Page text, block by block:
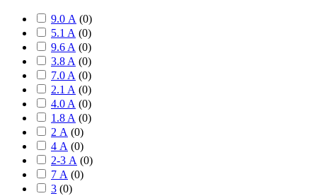
9.0 А (0)
5.1 A (0)
9.6 A (0)
3.8 A (0)
7.0 A (0)
2.1 A (0)
4.0 A (0)
1.8 A (0)
2 А (0)
4 А (0)
2-3 А (0)
7 А (0)
3 (0)